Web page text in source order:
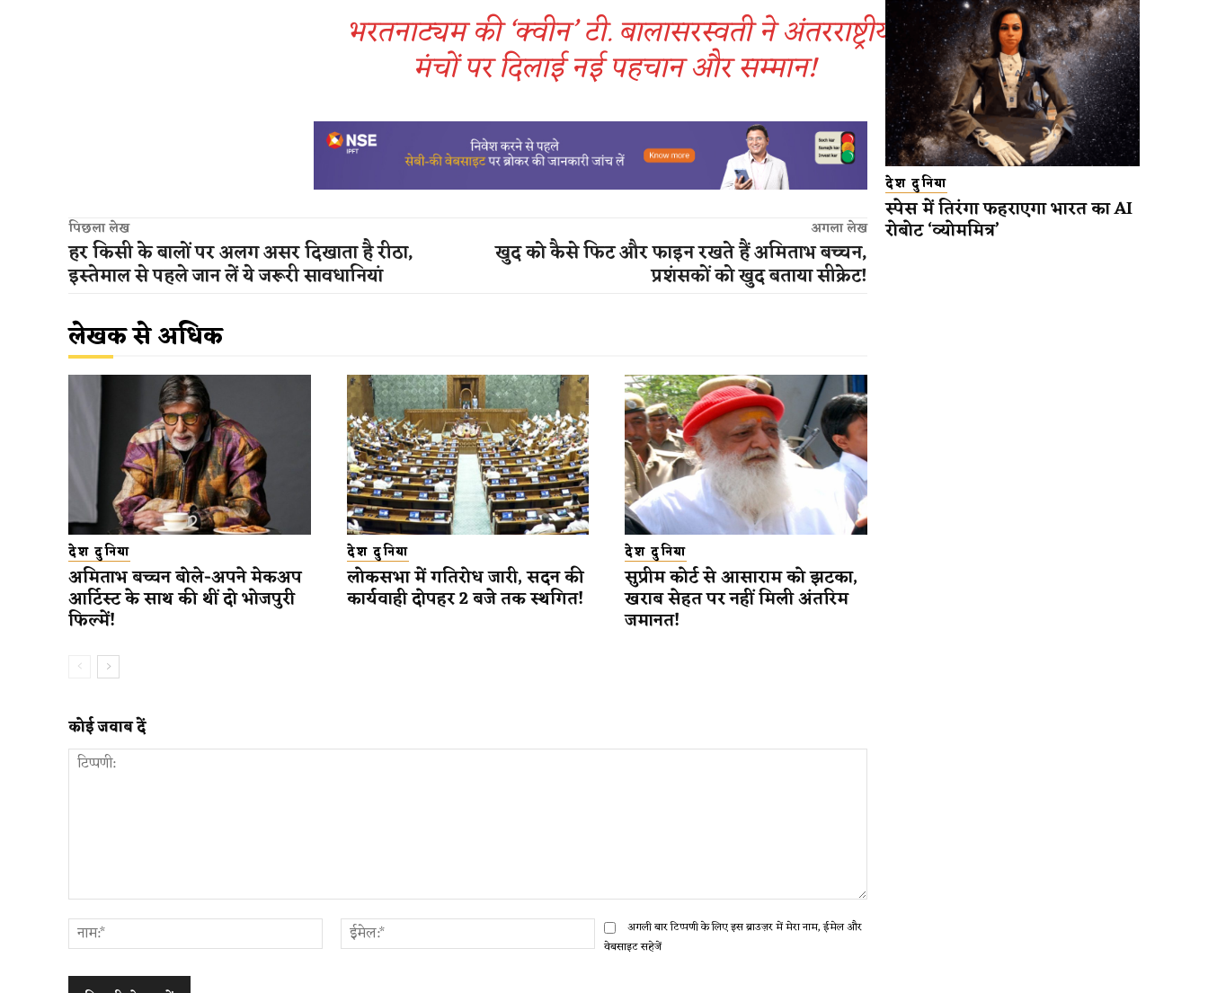
भरतनाट्यम की ‘क्वीन’ टी. बालासरस्वती ने अंतरराष्ट्रीय
मंचों पर दिलाई नई पहचान और सम्मान!
पिछला लेख
हर किसी के बालों पर अलग असर दिखाता है रीठा,
इस्तेमाल से पहले जान लें ये जरूरी सावधानियां
अगला लेख
खुद को कैसे फिट और फाइन रखते हैं अमिताभ बच्चन,
प्रशंसकों को खुद बताया सीक्रेट!
लेखक से अधिक
देश दुनिया
अमिताभ बच्चन बोले-अपने मेकअप
आर्टिस्ट के साथ की थीं दो भोजपुरी
फिल्में!
देश दुनिया
लोकसभा में गतिरोध जारी, सदन की
कार्यवाही दोपहर 2 बजे तक स्थगित!
देश दुनिया
सुप्रीम कोर्ट से आसाराम को झटका,
खराब सेहत पर नहीं मिली अंतरिम
जमानत!
कोई जवाब दें
नाम:*
ईमेल:*अगली बार टिप्पणी के लिए इस ब्राउज़र में मेरा नाम, ईमेल और
वेबसाइट सहेजें
देश दुनिया
स्पेस में तिरंगा फहराएगा भारत का AI
रोबोट ‘व्योममित्र’